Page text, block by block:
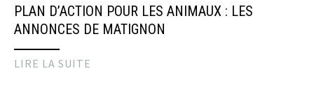
PLAN D’ACTION POUR LES ANIMAUX : LES
ANNONCES DE MATIGNON
LIRE LA SUITE